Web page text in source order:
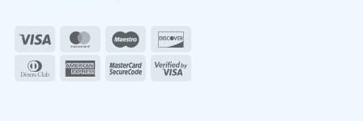
Visa MasterCardMaestro
Dinners
AmericanMasterCard
Visa